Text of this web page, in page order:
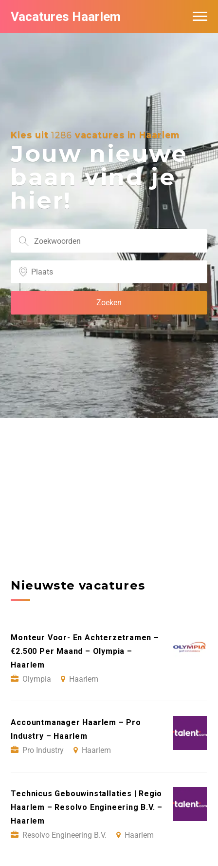
Vacatures Haarlem
Kies uit1286 vacatures in Haarlem
Jouw nieuwe
baan vind je
hier!
Nieuwste vacatures
Monteur Voor- En Achterzetramen –
€2.500 Per Maand – Olympia –
Haarlem
Olympia
Haarlem
Accountmanager Haarlem – Pro
Industry – Haarlem
Pro Industry
Haarlem
Technicus Gebouwinstallaties | Regio
Haarlem – Resolvo Engineering B.V. –
Haarlem
Resolvo Engineering B.V.
Haarlem
Vacatures per bedrijf in Haarlem